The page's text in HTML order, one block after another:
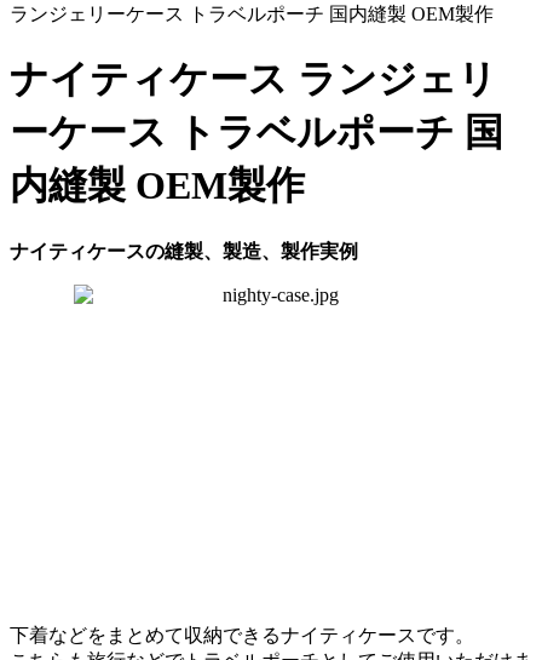
ランジェリーケース トラベルポーチ 国内縫製 OEM製作
ナイティケース ランジェリ
ーケース トラベルポーチ 国
内縫製 OEM製作
ナイティケースの縫製、製造、製作実例
下着などをまとめて収納できるナイティケースです。